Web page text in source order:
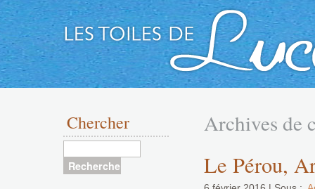
Aller
contenu
Archives de
Le Pérou,
Chercher